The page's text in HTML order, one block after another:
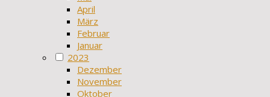
April
März
Februar
Januar
2023
Dezember
November
Oktober